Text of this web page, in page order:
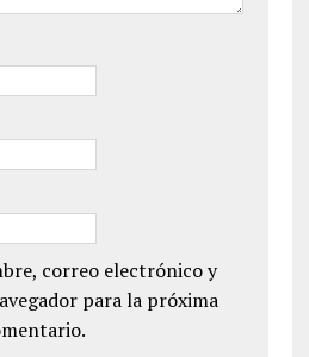
correo electrónico y
para la próxima